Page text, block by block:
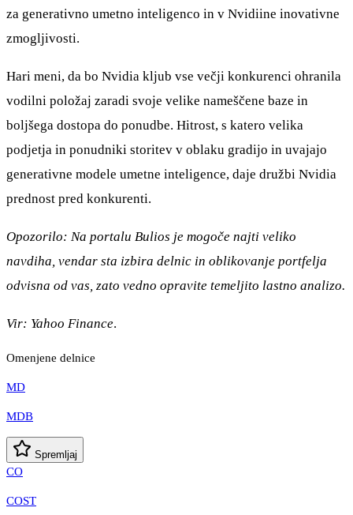
za generativno umetno inteligenco in v Nvidiine inovativne
zmogljivosti.
Hari meni, da bo Nvidia kljub vse večji konkurenci ohranila
vodilni položaj zaradi svoje velike nameščene baze in
boljšega dostopa do ponudbe. Hitrost, s katero velika
podjetja in ponudniki storitev v oblaku gradijo in uvajajo
generativne modele umetne inteligence, daje družbi Nvidia
prednost pred konkurenti.
Opozorilo: Na portalu Bulios je mogoče najti veliko
navdiha, vendar sta izbira delnic in oblikovanje portfelja
odvisna od vas, zato vedno opravite temeljito lastno analizo.
Vir: Yahoo Finance.
Omenjene delnice
MD
MDB
Spremljaj
CO
COST